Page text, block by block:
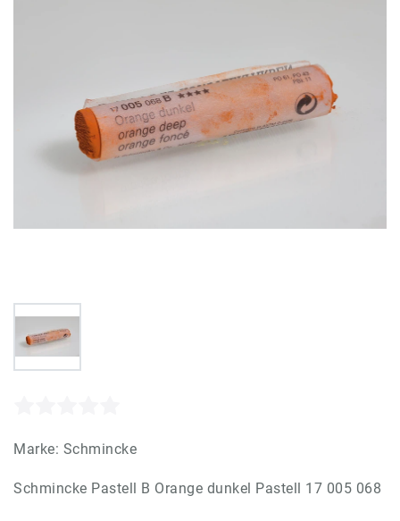
Marke: Schmincke
Schmincke Pastell B Orange dunkel Pastell 17 005 068